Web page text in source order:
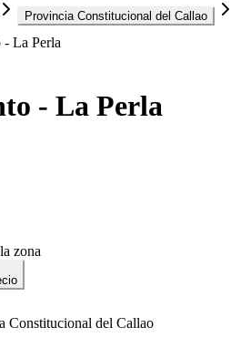
Provincia Constitucional del Callao
- La Perla
- La Perla
zona
Constitucional del Callao